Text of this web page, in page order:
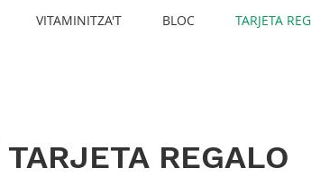
VITAMINITZA'T BLOC TARJETA
TARJETA REGALO